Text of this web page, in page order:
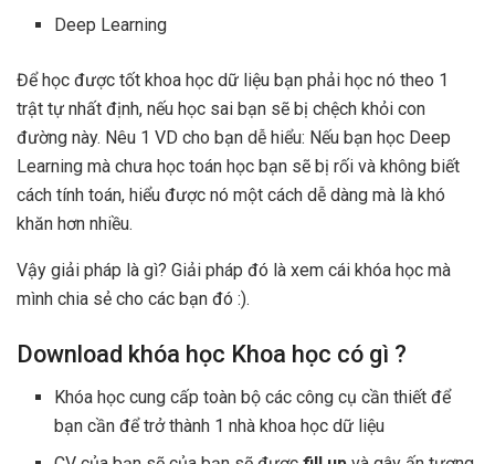
Deep Learning
Để học được tốt khoa học dữ liệu bạn phải học nó theo 1
trật tự nhất định, nếu học sai bạn sẽ bị chệch khỏi con
đường này. Nêu 1 VD cho bạn dễ hiểu: Nếu bạn học Deep
Learning mà chưa học toán học bạn sẽ bị rối và không biết
cách tính toán, hiểu được nó một cách dễ dàng mà là khó
khăn hơn nhiều.
Vậy giải pháp là gì? Giải pháp đó là xem cái khóa học mà
mình chia sẻ cho các bạn đó :).
Download khóa học Khoa học có gì ?
Khóa học cung cấp toàn bộ các công cụ cần thiết để
bạn cần để trở thành 1 nhà khoa học dữ liệu